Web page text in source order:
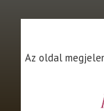
Az oldal